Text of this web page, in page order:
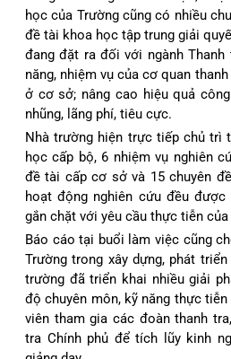
học của Trường cũng có nhiều
đề tài khoa học tập trung giải
đang đặt ra đối với ngành
năng, nhiệm vụ của cơ quan
ở cơ sở; nâng cao hiệu quả
nhũng, lãng phí, tiêu cực.
Nhà trường hiện trực tiếp chủ trì
học cấp bộ, 6 nhiệm vụ nghiên
đề tài cấp cơ sở và 15 chuyên
hoạt động nghiên cứu đều
gắn chặt với yêu cầu thực tiễn của
Báo cáo tại buổi làm việc cũng
Trường trong xây dựng, phát
trường đã triển khai nhiều giải
độ chuyên môn, kỹ năng thực
viên tham gia các đoàn thanh
tra Chính phủ để tích lũy kinh